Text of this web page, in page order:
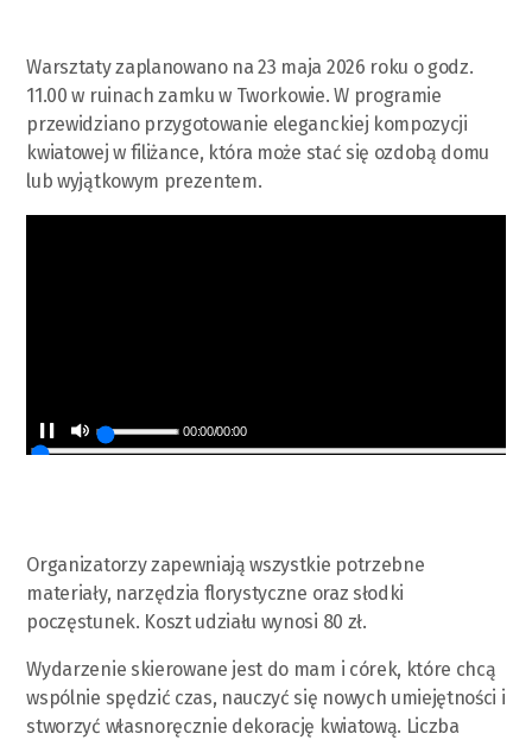
Warsztaty zaplanowano na 23 maja 2026 roku o godz.
11.00 w ruinach zamku w Tworkowie. W programie
przewidziano przygotowanie eleganckiej kompozycji
kwiatowej w filiżance, która może stać się ozdobą domu
lub wyjątkowym prezentem.
00:00/00:00
Organizatorzy zapewniają wszystkie potrzebne
materiały, narzędzia florystyczne oraz słodki
poczęstunek. Koszt udziału wynosi 80 zł.
Wydarzenie skierowane jest do mam i córek, które chcą
wspólnie spędzić czas, nauczyć się nowych umiejętności i
stworzyć własnoręcznie dekorację kwiatową. Liczba